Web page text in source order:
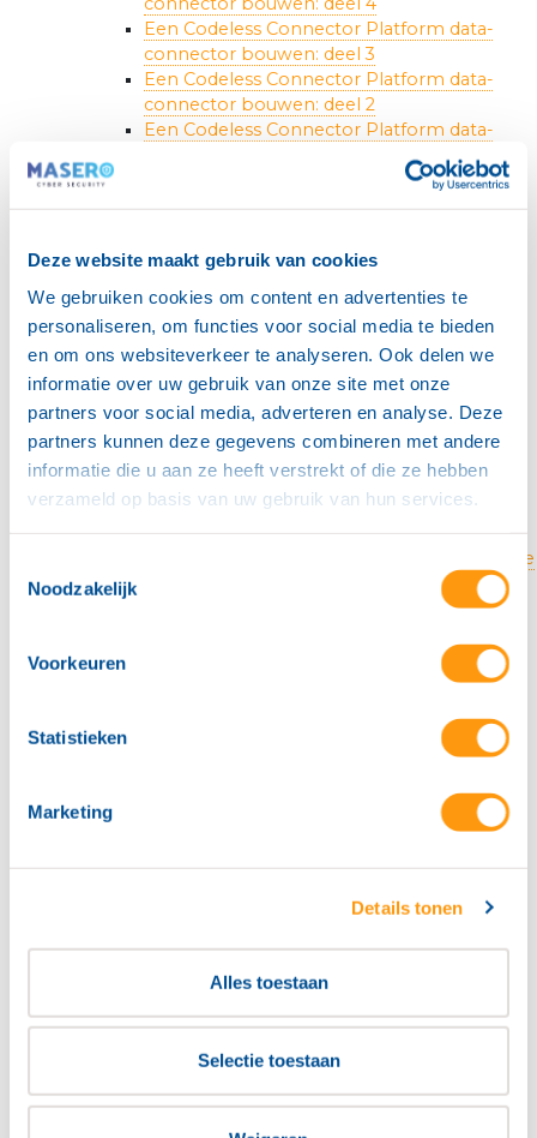
Deze website maakt gebruik van cookies
We gebruiken cookies om content en advertenties te
personaliseren, om functies voor social media te bieden
en om ons websiteverkeer te analyseren. Ook delen we
informatie over uw gebruik van onze site met onze
partners voor social media, adverteren en analyse. Deze
partners kunnen deze gegevens combineren met andere
informatie die u aan ze heeft verstrekt of die ze hebben
verzameld op basis van uw gebruik van hun services.
Noodzakelijk
Voorkeuren
Statistieken
Marketing
Details tonen
Alles toestaan
Selectie toestaan
Een Codeless Connector Platform data-
connector bouwen: deel 3
Een Codeless Connector Platform data-
connector bouwen: deel 2
Een Codeless Connector Platform data-
Cybersecurity: waarom het ook het MKB
aangaat – Masero
Terugblik op de BouwBeurs 2025 – Masero
MXDR in een SOC
NIS2: ketenverantwoordelijkheid voor
leveranciers en partners
Waarom een SOC van essentieel belang is
voor het MKB – Masero
Terugblik op ONE Conference 2024 –
Wat betekent NIS2 voor het MKB?
Microsoft Sentinel Codeless Connector
Platform (CCP)
Wat is een hacker en hoe gaat een hacker te
Hoe beveilig ik een beveiligingscamera?
Klantcase: Rhenam Wonen – Masero
Klantcase: Tromp Medical – Masero
tegen moderne phishing
Machinefabriek De Wilde
Video: Masero als cybersecurity partner –
Business Email Compromise (BEC) in de
Contact